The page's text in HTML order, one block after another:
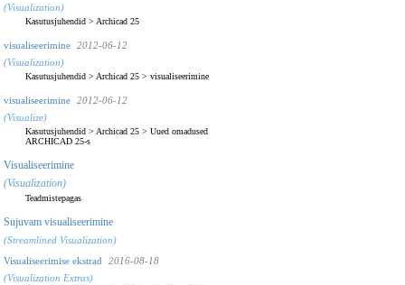
(Visualization)
Kasutusjuhendid > Archicad 25
visualiseerimine
2012-06-12
(Visualization)
Kasutusjuhendid > Archicad 25 > visualiseerimine
visualiseerimine
2012-06-12
(Visualize)
Kasutusjuhendid > Archicad 25 > Uued omadused
ARCHICAD 25-s
Visualiseerimine
(Visualization)
Teadmistepagas
Sujuvam visualiseerimine
(Streamlined Visualization)
Visualiseerimise ekstrad
2016-08-18
(Visualization Extras)